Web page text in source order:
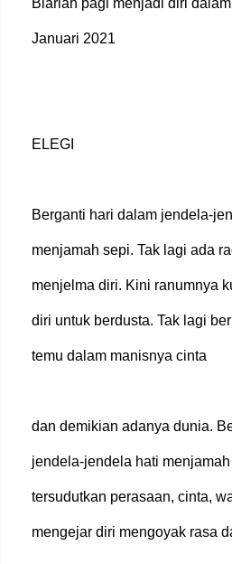
Biarlah pagi menjadi diri
Januari 2021
ELEGI
Berganti hari dalam jendela-
menjamah sepi. Tak lagi ada
menjelma diri. Kini ranumnya
diri untuk berdusta. Tak lagi
temu dalam manisnya cinta
dan demikian adanya dunia.
jendela-jendela hati
tersudutkan perasaan, cinta,
mengejar diri mengoyak rasa